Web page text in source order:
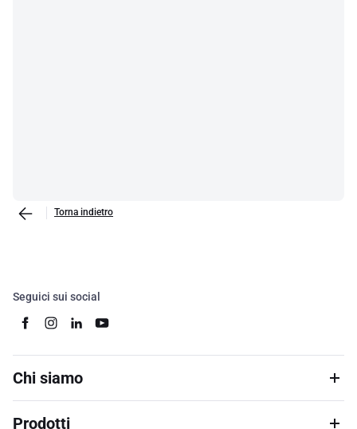
Torna indietro
Seguici sui social
Chi siamo
Prodotti